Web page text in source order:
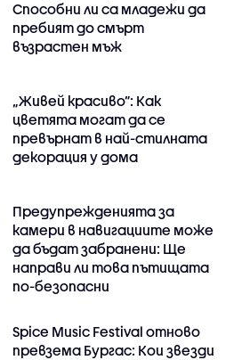
Способни ли са младежи да
пребият до смърт
възрастен мъж
„Живей красиво”: Как
цветята могат да се
превърнат в най-стилната
декорация у дома
Предупрежденията за
камери в навигациите може
да бъдат забранени: Ще
направи ли това пътищата
по-безопасни
Spice Music Festival отново
превзема Бургас: Кои звезди